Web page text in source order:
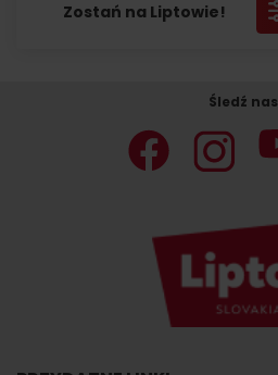
Zostań na Liptowie!
Śledź nas